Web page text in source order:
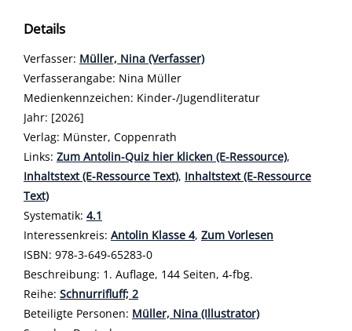
Details
Verfasser: Suche nach diesem Verfasser
Müller, Nina (Verfasser)
Verfasserangabe: Nina Müller
Medienkennzeichen: Kinder-/Jugendliteratur
Jahr: [2026]
Verlag: Münster, Coppenrath
opens in new tab
Links: Diesen Link in neuem Tab öffnen
Zum Antolin-Quiz hier klicken (E-Ressource),
Inhaltstext (E-Ressource Text), Inhaltstext (E-Ressource
Text)
Systematik: Suche nach dieser Systematik
4.1
Interessenkreis: Suche nach diesem Interessenskreis
Antolin Klasse 4, Zum Vorlesen
ISBN: 978-3-649-65283-0
Beschreibung: 1. Auflage, 144 Seiten, 4-fbg.
Reihe: Schnurrifluff; 2
Beteiligte Personen: Suche nach dieser Beteiligten Person
Müller, Nina (Illustrator)